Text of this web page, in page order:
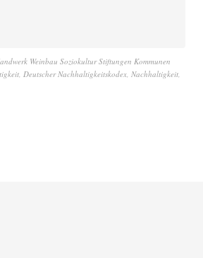
Weinbau Soziokultur Stiftungen Kommunen
, Deutscher Nachhaltigkeitskodex, Nachhaltigkeit,